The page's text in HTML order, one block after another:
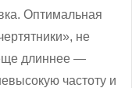
Оптимальная
не
длиннее —
частоту и